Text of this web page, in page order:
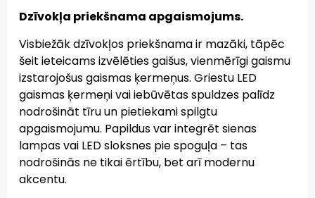
Dzīvokļa priekšnama apgaismojums.
Visbiežāk dzīvokļos priekšnama ir mazāki, tāpēc
šeit ieteicams izvēlēties gaišus, vienmērīgi gaismu
izstarojošus gaismas ķermeņus. Griestu LED
gaismas ķermeņi vai iebūvētas spuldzes palīdz
nodrošināt tīru un pietiekami spilgtu
apgaismojumu. Papildus var integrēt sienas
lampas vai LED sloksnes pie spoguļa – tas
nodrošinās ne tikai ērtību, bet arī modernu
akcentu.